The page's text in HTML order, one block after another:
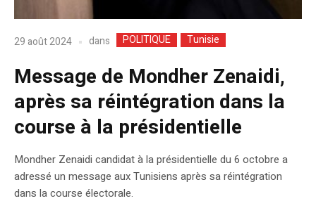
29 août 2024 dans POLITIQUE Tunisie
Message de Mondher Zenaidi,
après sa réintégration dans la
course à la présidentielle
Mondher Zenaidi candidat à la présidentielle du 6 octobre a
adressé un message aux Tunisiens après sa réintégration
dans la course électorale.